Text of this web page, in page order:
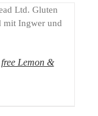
Lemon &